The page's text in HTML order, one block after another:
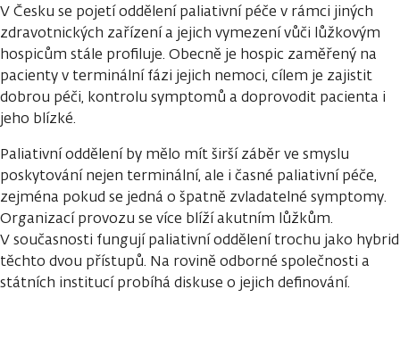
V Česku se pojetí oddělení paliativní péče v rámci jiných
zdravotnických zařízení a jejich vymezení vůči lůžkovým
hospicům stále profiluje. Obecně je hospic zaměřený na
pacienty v terminální fázi jejich nemoci, cílem je zajistit
dobrou péči, kontrolu symptomů a doprovodit pacienta i
jeho blízké.
Paliativní oddělení by mělo mít širší záběr ve smyslu
poskytování nejen terminální, ale i časné paliativní péče,
zejména pokud se jedná o špatně zvladatelné symptomy.
Organizací provozu se více blíží akutním lůžkům.
V současnosti fungují paliativní oddělení trochu jako hybrid
těchto dvou přístupů. Na rovině odborné společnosti a
státních institucí probíhá diskuse o jejich definování.